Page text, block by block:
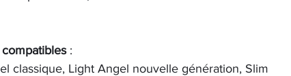
:
classique, Light Angel nouvelle génération, Slim